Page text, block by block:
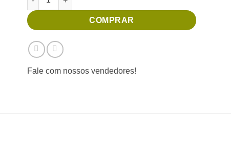
COMPRAR
Fale com nossos vendedores!